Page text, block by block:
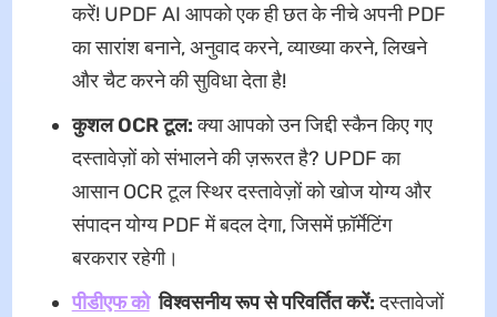
करें! UPDF AI आपको एक ही छत के नीचे अपनी PDF
का सारांश बनाने, अनुवाद करने, व्याख्या करने, लिखने
और चैट करने की सुविधा देता है!
कुशल OCR टूल:क्या आपको उन जिद्दी स्कैन किए गए
दस्तावेज़ों को संभालने की ज़रूरत है? UPDF का
आसान OCR टूल स्थिर दस्तावेज़ों को खोज योग्य और
संपादन योग्य PDF में बदल देगा, जिसमें फ़ॉर्मेटिंग
बरकरार रहेगी।
पीडीएफ कोविश्वसनीय रूप से परिवर्तित करें:दस्तावेजों